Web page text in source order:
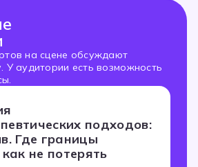
на сцене обсуждают
У аудитории есть возможность
подходов:
Где границы
не потерять